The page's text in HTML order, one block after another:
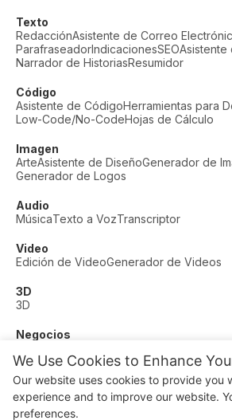
We Use Cookies to Enhance
Our website uses cookies to provide you
experience and to improve our website.
preferences.
Texto
RedacciónAsistente de Correo
ParafraseadorIndicacionesSEOAsistente
Narrador de HistoriasResumidor
Código
Asistente de CódigoHerramientas para
Low-Code/No-CodeHojas de Cálculo
Imagen
ArteAsistente de DiseñoGenerador de
Generador de Logos
Audio
MúsicaTexto a VozTranscriptor
Video
Edición de VideoGenerador de Videos
3D
3D
Negocios
Otros
Educación Fitness
© AI Dude, on your service since 2023.